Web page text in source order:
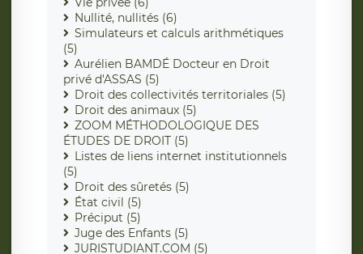
Nullité, nullités (6)
Simulateurs et calculs arithmétiques
(5)
Aurélien BAMDÉ Docteur en Droit
privé d'ASSAS (5)
Droit des collectivités territoriales (5)
Droit des animaux (5)
ZOOM MÉTHODOLOGIQUE DES
ÉTUDES DE DROIT (5)
Listes de liens internet institutionnels
(5)
Droit des sûretés (5)
État civil (5)
Préciput (5)
Juge des Enfants (5)
JURISTUDIANT.COM (5)